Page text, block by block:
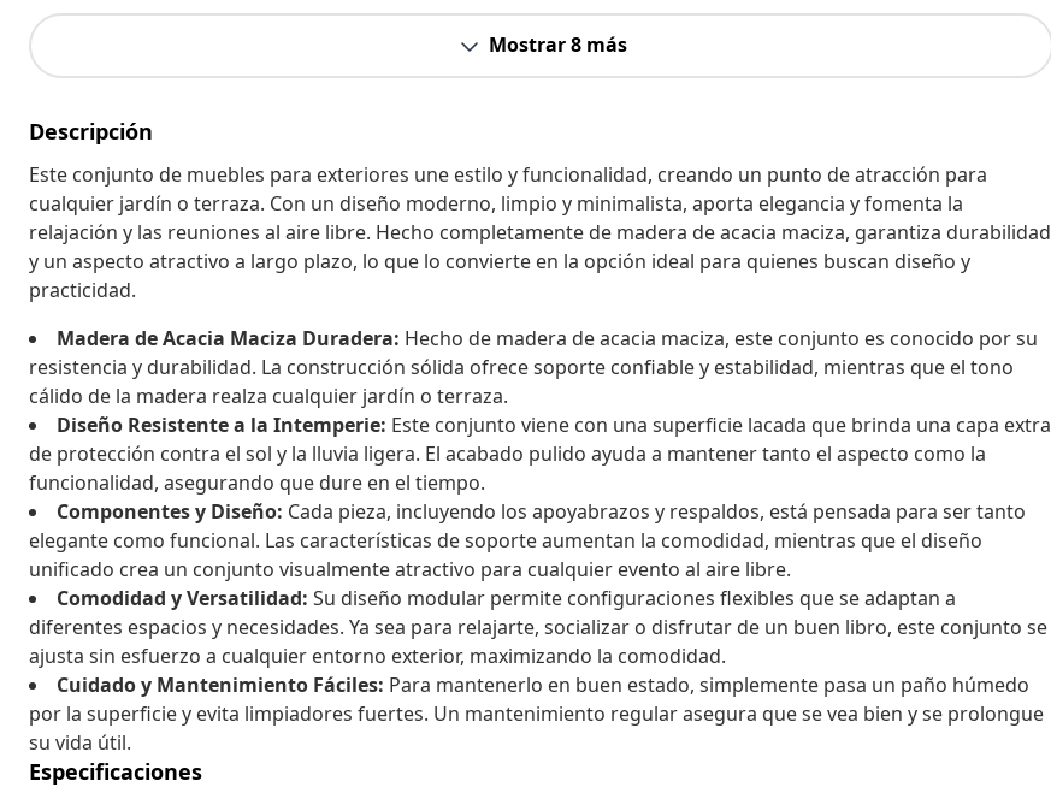
Mostrar 8 más
Descripción
Este conjunto de muebles para exteriores une estilo y funcionalidad, creando un punto de atracción para
cualquier jardín o terraza. Con un diseño moderno, limpio y minimalista, aporta elegancia y fomenta la
relajación y las reuniones al aire libre. Hecho completamente de madera de acacia maciza, garantiza durabilidad
y un aspecto atractivo a largo plazo, lo que lo convierte en la opción ideal para quienes buscan diseño y
practicidad.
Madera de Acacia Maciza Duradera: Hecho de madera de acacia maciza, este conjunto es conocido por su
resistencia y durabilidad. La construcción sólida ofrece soporte confiable y estabilidad, mientras que el tono
cálido de la madera realza cualquier jardín o terraza.
Diseño Resistente a la Intemperie: Este conjunto viene con una superficie lacada que brinda una capa extra
de protección contra el sol y la lluvia ligera. El acabado pulido ayuda a mantener tanto el aspecto como la
funcionalidad, asegurando que dure en el tiempo.
Componentes y Diseño: Cada pieza, incluyendo los apoyabrazos y respaldos, está pensada para ser tanto
elegante como funcional. Las características de soporte aumentan la comodidad, mientras que el diseño
unificado crea un conjunto visualmente atractivo para cualquier evento al aire libre.
Comodidad y Versatilidad: Su diseño modular permite configuraciones flexibles que se adaptan a
diferentes espacios y necesidades. Ya sea para relajarte, socializar o disfrutar de un buen libro, este conjunto se
ajusta sin esfuerzo a cualquier entorno exterior, maximizando la comodidad.
Cuidado y Mantenimiento Fáciles: Para mantenerlo en buen estado, simplemente pasa un paño húmedo
por la superficie y evita limpiadores fuertes. Un mantenimiento regular asegura que se vea bien y se prolongue
su vida útil.
Especificaciones